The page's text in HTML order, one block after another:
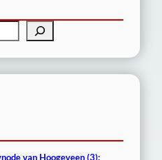
van Hoogeveen (3):